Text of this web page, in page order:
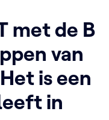
met de B
van
is een
in